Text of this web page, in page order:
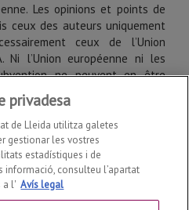
Les opinions et points de
ceux des auteurs uniquement
ceux de l’Union
Ni l’Union européenne ni les
ne peuvent en être
Education in the European
privadesa
de Lleida utilitza galetes
gestionar les vostres
estadístiques i de
informació, consulteu l’apartat
a l' Avís legal